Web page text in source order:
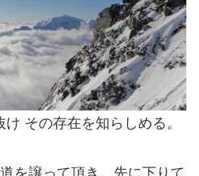
その存在を知らしめる。
を譲って頂き、先に下りて